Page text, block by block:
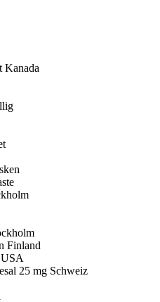
Kanada
Finland
25 mg Schweiz